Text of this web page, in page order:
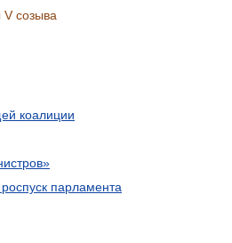
созыва
коалиции
парламента